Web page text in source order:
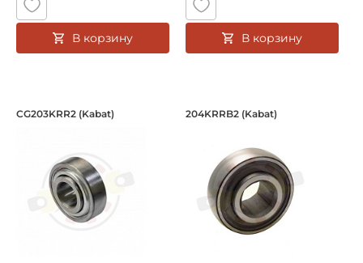
В корзину В корзину
Подшипник 16,256х40х18,29/12 мм,
CG203KRR2 (Kabat) Подшипник 17,65/
204KRRB2 (Kabat)